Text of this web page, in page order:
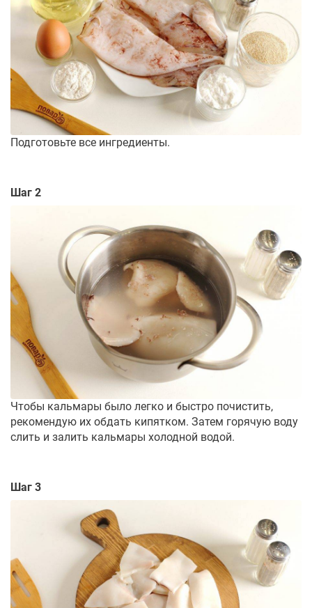
Подготовьте все ингредиенты.
Шаг 2
Чтобы кальмары было легко и быстро почистить,
рекомендую их обдать кипятком. Затем горячую воду
слить и залить кальмары холодной водой.
Шаг 3